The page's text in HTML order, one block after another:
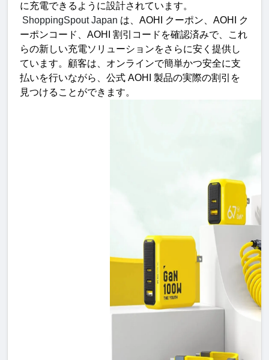
に充電できるように設計されています。
ShoppingSpout Japan は、 AOHI クーポン、 AOHI
ク
ーポンコード、 AOHI 割引コードを確認済みで、これ
らの新しい充電ソリューションをさらに安く提供し
ています。顧客は、オンラインで簡単かつ安全に支
払いを行いながら、公式 AOHI 製品の実際の割引を
見つけることができます。